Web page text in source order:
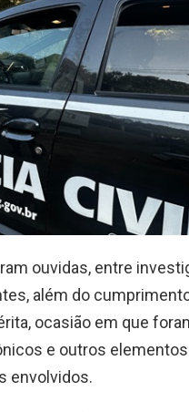
ouvidas, entre
além do
ocasião em que
e outros elementos
envolvidos.